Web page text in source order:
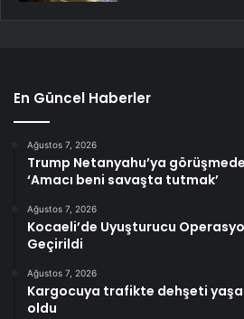
En Güncel Haberler
Ağustos 7, 2026
Trump Netanyahu’ya
‘Amacı beni savaşta tutmak’
Ağustos 7, 2026
Kocaeli’de Uyuşturucu
Geçirildi
Ağustos 7, 2026
Kargocuya trafikte dehşeti
oldu